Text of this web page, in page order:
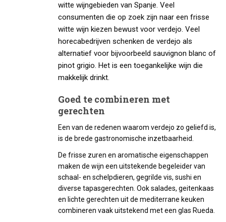
witte wijngebieden van Spanje. Veel
consumenten die op zoek zijn naar een frisse
witte wijn kiezen bewust voor verdejo. Veel
horecabedrijven schenken de verdejo als
alternatief voor bijvoorbeeld sauvignon blanc of
pinot grigio. Het is een toegankelijke wijn die
makkelijk drinkt.
Goed te combineren met
gerechten
Een van de redenen waarom verdejo zo geliefd is,
is de brede gastronomische inzetbaarheid.
De frisse zuren en aromatische eigenschappen
maken de wijn een uitstekende begeleider van
schaal- en schelpdieren, gegrilde vis, sushi en
diverse tapasgerechten. Ook salades, geitenkaas
en lichte gerechten uit de mediterrane keuken
combineren vaak uitstekend met een glas Rueda.